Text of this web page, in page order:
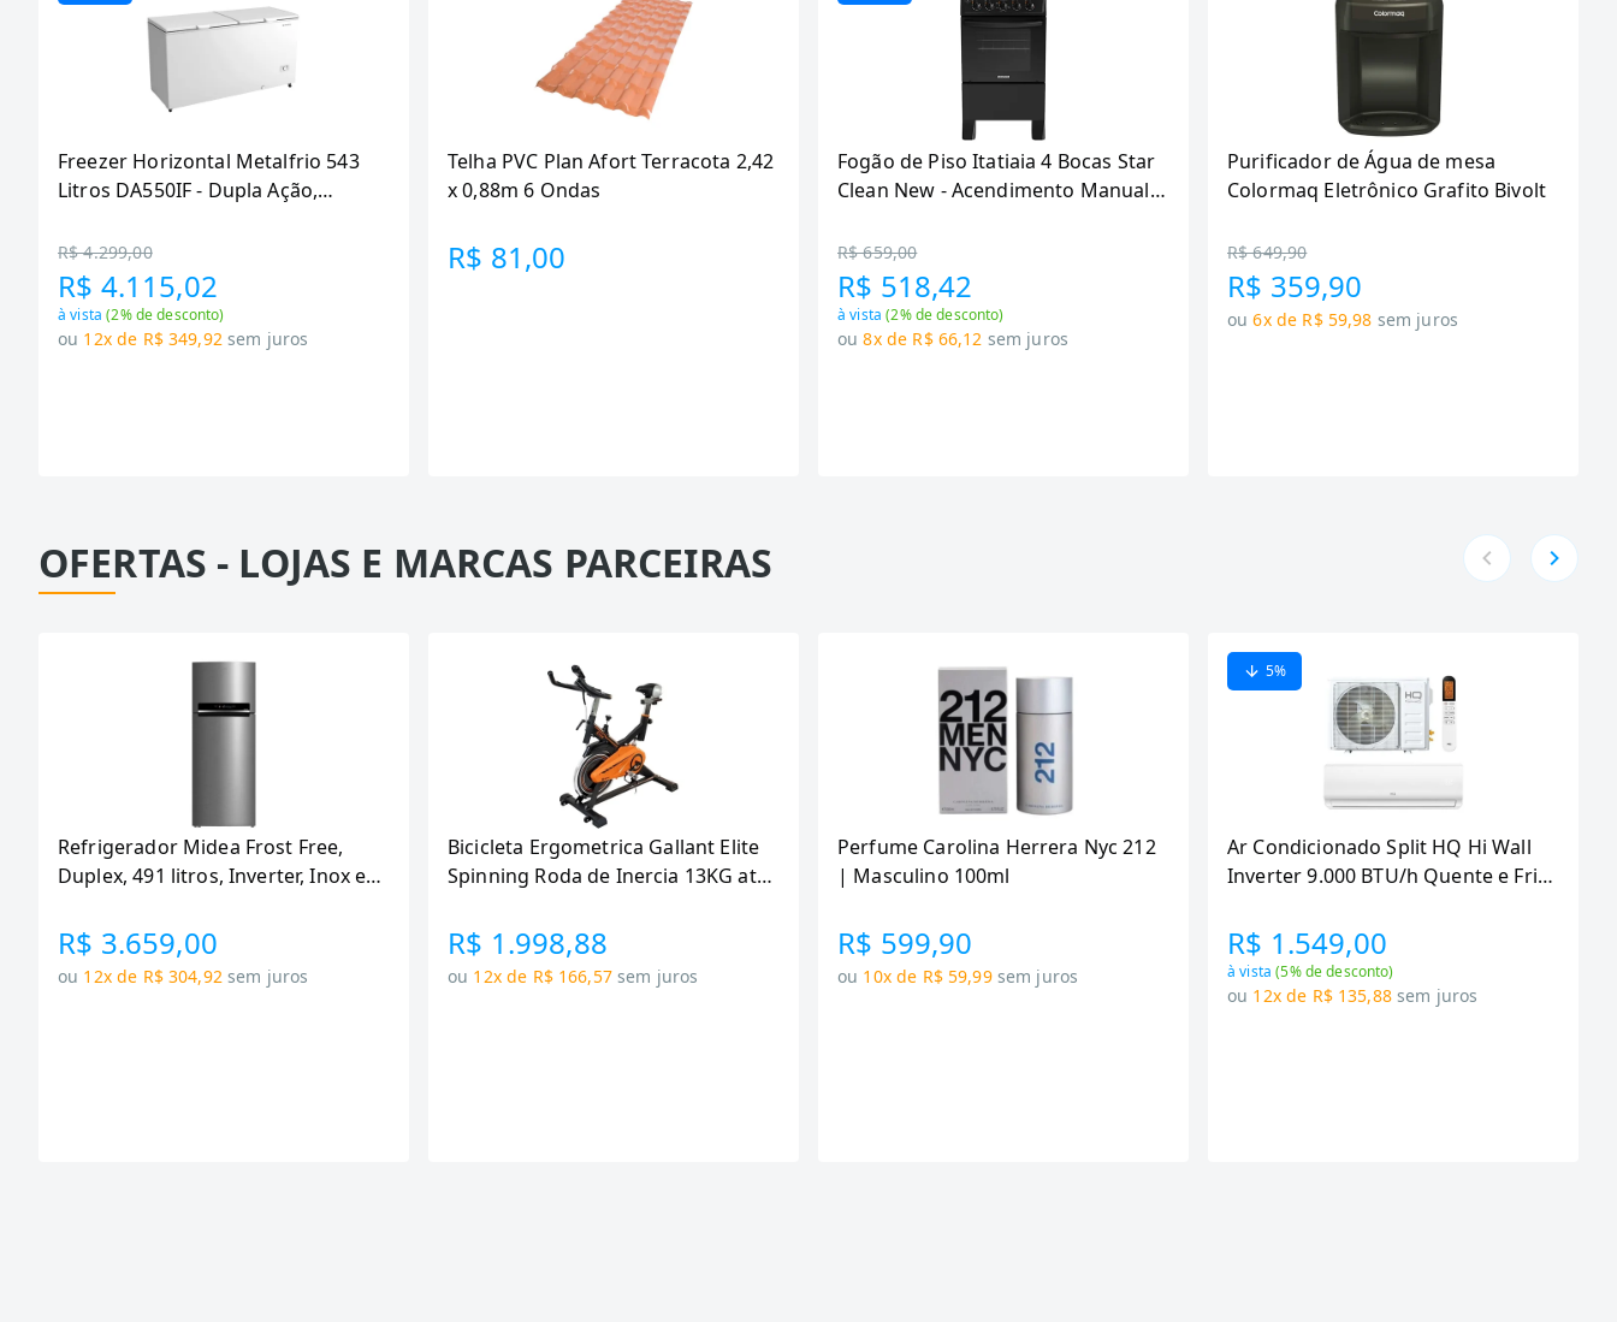
Freezer Horizontal Metalfrio 543
Litros DA550IF - Dupla Ação,
R$ 4.299,00
R$ 4.115,02
à vista(2% de desconto)
ou 12x de R$ 349,92 sem juros
Telha PVC Plan Afort Terracota 2,42
x 0,88m 6 Ondas
R$ 81,00
Fogão de Piso Itatiaia 4 Bocas Star
Clean New - Acendimento Manual,
R$ 659,00
R$ 518,42
à vista(2% de desconto)
ou 8x de R$ 66,12 sem juros
Purificador de Água de mesa
Colormaq Eletrônico Grafito Bivolt
R$ 649,90
R$ 359,90
ou 6x de R$ 59,98 sem juros
OFERTAS - LOJAS E MARCAS PARCEIRAS
Refrigerador Midea Frost Free,
Duplex, 491 litros, Inverter, Inox e
R$ 3.659,00
ou 12x de R$ 304,92 sem juros
Bicicleta Ergometrica Gallant Elite
Spinning Roda de Inercia 13KG ate
R$ 1.998,88
ou 12x de R$ 166,57 sem juros
Perfume Carolina Herrera Nyc 212
| Masculino 100ml
R$ 599,90
ou 10x de R$ 59,99 sem juros
5%
Ar Condicionado Split HQ Hi Wall
Inverter 9.000 BTU/h Quente e Frio
VIHT9KCH3S2S23 -
R$ 1.549,00
à vista(5% de desconto)
ou 12x de R$ 135,88 sem juros